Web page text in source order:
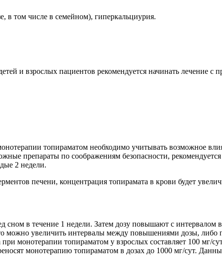
в том числе в семейном), гиперкальциурия.
и взрослых пациентов рекомендуется начинать лечение с
топираматом необходимо учитывать возможное
препараты по соображениям безопасности,
2 недели.
печени, концентрация топирамата в крови будет
в течение 1 недели. Затем дозу повышают с интервалом
можно увеличить интервалы между повышениями дозы, либо
монотерапии топираматом у взрослых составляет 100 мг/
монотерапию топираматом в дозах до 1000 мг/сут.